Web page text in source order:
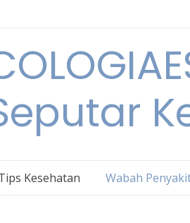
Kesehatan Wabah